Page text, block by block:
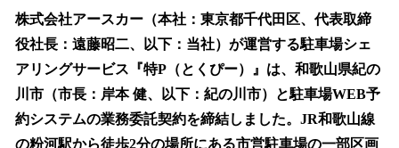
！
数
を
読
み
込
み
株式会社アースカー（本社：東京都千代田区、代表取締
役社長：遠藤昭二、以下：当社）が運営する駐車場シェ
アリングサービス『特P（とくぴー）』は、和歌山県紀の
川市（市長：岸本 健、以下：紀の川市）と駐車場WEB予
約システムの業務委託契約を締結しました。JR和歌山線
の粉河駅から徒歩2分の場所にある市営駐車場の一部区画